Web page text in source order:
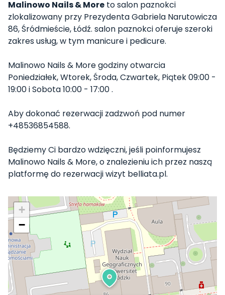
Malinowo Nails & More to salon paznokci
zlokalizowany przy Prezydenta Gabriela Narutowicza
86, Śródmieście, Łódź. salon paznokci oferuje szeroki
zakres usług, w tym manicure i pedicure.
Malinowo Nails & More godziny otwarcia
Poniedziałek, Wtorek, Środa, Czwartek, Piątek 09:00 -
19:00 i Sobota 10:00 - 17:00 .
Aby dokonać rezerwacji zadzwoń pod numer
+48536854588.
Będziemy Ci bardzo wdzięczni, jeśli poinformujesz
Malinowo Nails & More, o znalezieniu ich przez naszą
platformę do rezerwacji wizyt belliata.pl.
+
−